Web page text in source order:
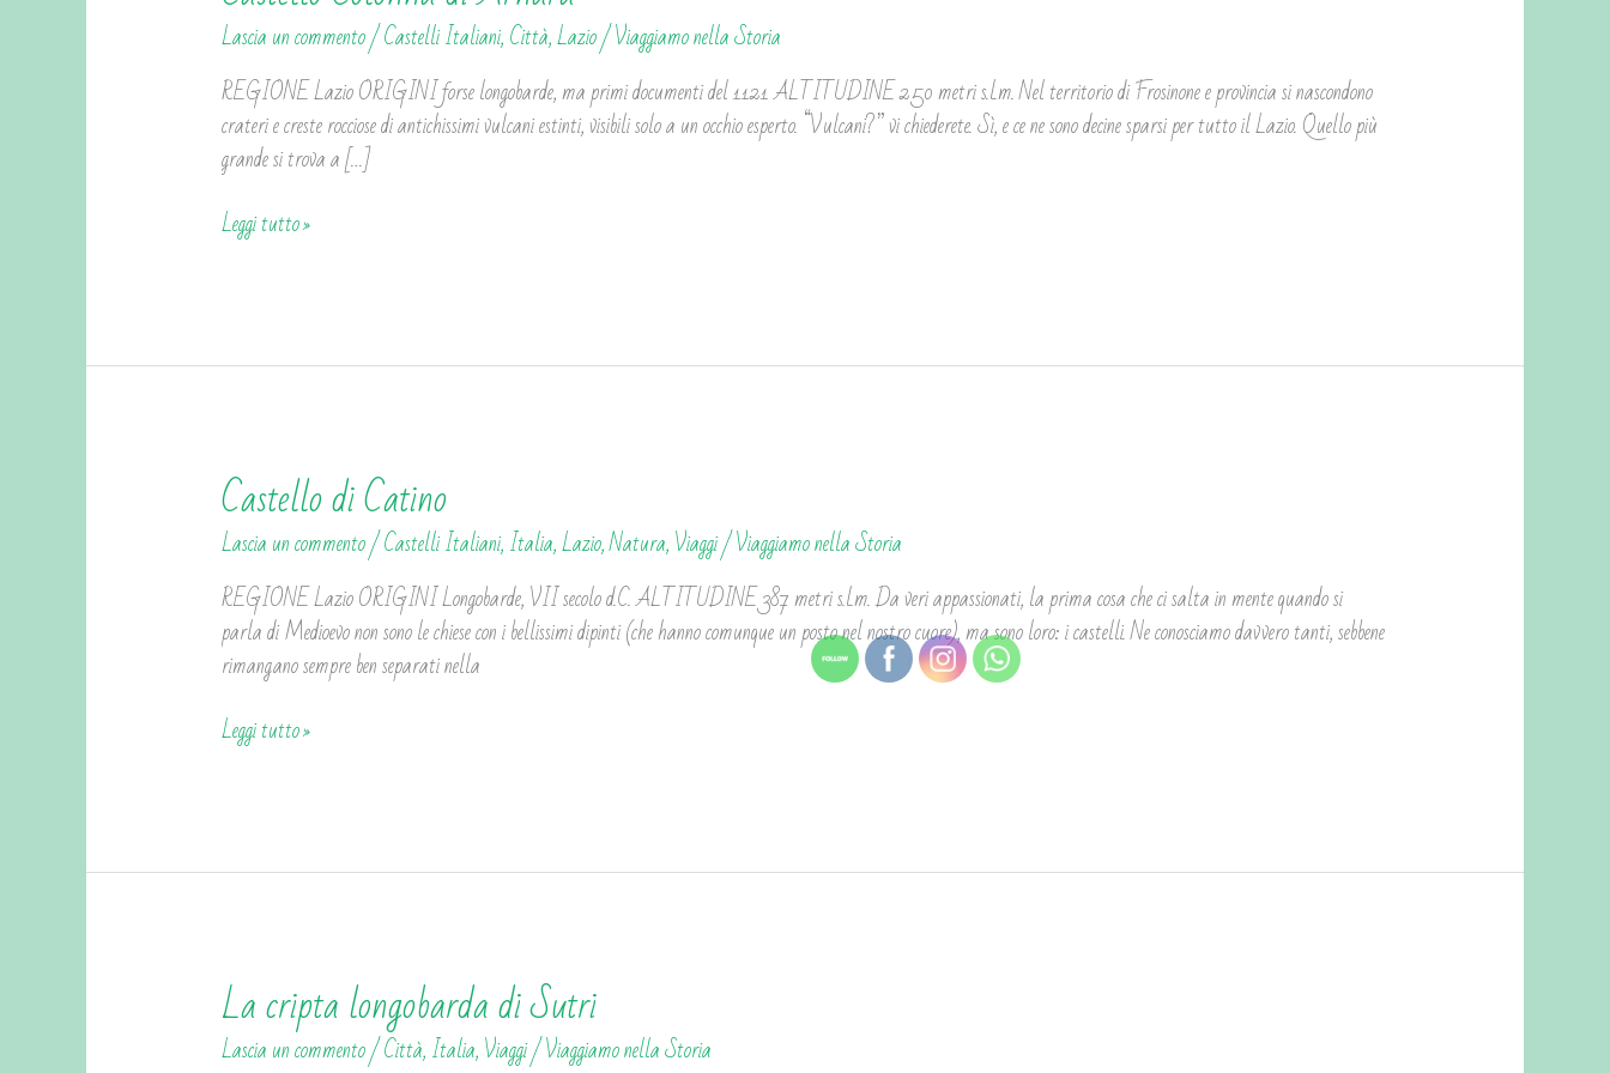
Lascia un commento/Castelli Italiani,Città,Lazio/Viaggiamo nella Storia
REGIONE Lazio ORIGINI forse longobarde, ma primi documenti del 1121 ALTITUDINE 250 metri s.l.m. Nel territorio di Frosinone e provincia si nascondono
crateri e creste rocciose di antichissimi vulcani estinti, visibili solo a un occhio esperto. “Vulcani?” vi chiederete. Sì, e ce ne sono decine sparsi per tutto il Lazio. Quello più
grande si trova a […]
Colonna
di
Arnara
Leggi tutto »
Castello di Catino
Lascia un commento/Castelli Italiani,Italia,Lazio,Natura,Viaggi/Viaggiamo nella Storia
REGIONE Lazio ORIGINI Longobarde, VII secolo d.C. ALTITUDINE 387 metri s.l.m. Da veri appassionati, la prima cosa che ci salta in mente quando si
parla di Medioevo non sono le chiese con i bellissimi dipinti (che hanno comunque un posto nel nostro cuore), ma sono loro: i castelli. Ne conosciamo davvero tanti, sebbene
rimangano sempre ben separati nella
Castello
di
Catino
Leggi tutto »
La cripta longobarda di Sutri
Lascia un commento/Città,Italia,Viaggi/Viaggiamo nella Storia
La
cripta
longobarda